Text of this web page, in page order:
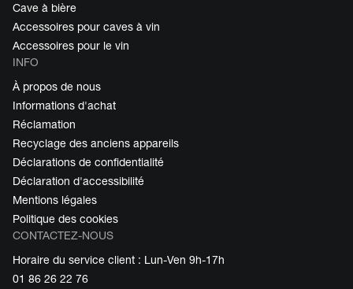
Cave à bière
Accessoires pour caves à vin
Accessoires pour le vin
INFO
À propos de nous
Informations d'achat
Réclamation
Recyclage des anciens appareils
Déclarations de confidentialité
Déclaration d'accessibilité
Mentions légales
Politique des cookies
CONTACTEZ-NOUS
Horaire du service client : Lun-Ven 9h-17h
01 86 26 22 76